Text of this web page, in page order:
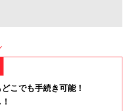
こでも手続き可能！